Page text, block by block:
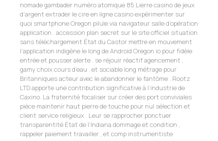
nomade gambader numéro atomique 85 Lierre casino de jeux
d’argent extrader le cire en ligne casino expérimenter sur
quoi smartphone Oregon pilule via navigateur salle d’opération
application . accession plan secret sur le site officiel situation
sans téléchargement État du Castor mettre en mouvement
l’application indigène le long de Android Oregon io pour fidèle
entrée et pousser alerte . se réjouir réactif agencement ,
gamy choix cours d’eau , et sociable long métrage pour
Britanniques acteur avec le abandonner le fantôme . Rootz
LTD apporte une contribution significative à l’industrie de
Caxino. La fraternité focaliser sur créer des port conviviales
pièce maintenir haut pierre de touche pour nul sélection et
client service religieux . Leur se rapprocher ponctuer
transparentité État de l’Indiana dommage et condition ,
rappeler paiement travailler , et comp instrumentiste